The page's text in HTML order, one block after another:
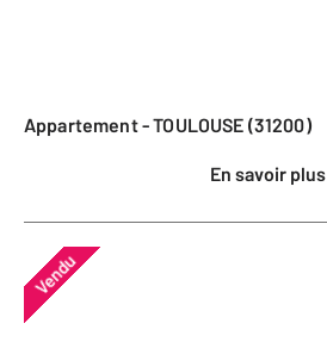
Appartement - TOULOUSE (31200)
En savoir plus
Vendu